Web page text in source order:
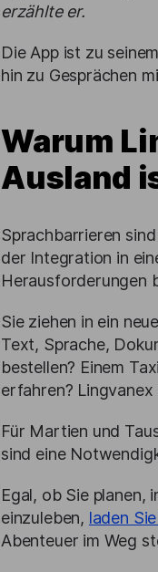
erzählte er.
Die App ist zu
hin zu Gesprächen
Warum
Ausland
Sprachbarrieren
der Integration in
Herausforderungen
Sie ziehen in ein
Text, Sprache,
bestellen? Einem
erfahren?
Für Martien und
sind eine
Egal, ob Sie planen,
einzuleben, laden Sie
Abenteuer im Weg